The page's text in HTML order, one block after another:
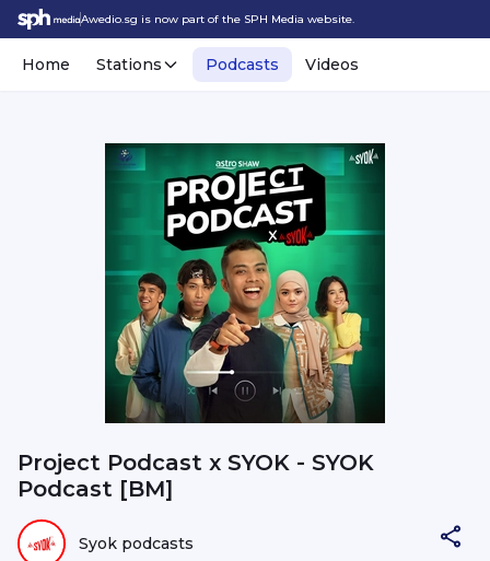
Awedio.sg is now part of the SPH Media website.
Home Stations Podcasts Videos
Project Podcast x SYOK - SYOK
Podcast [BM]
Syok podcasts